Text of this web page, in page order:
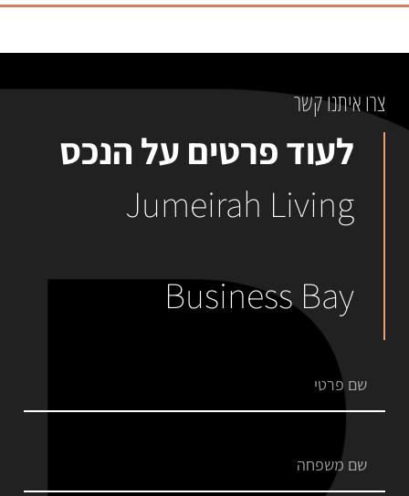
צרו איתנו קשר
לעוד פרטים על הנכס
Jumeirah Living
Business Bay